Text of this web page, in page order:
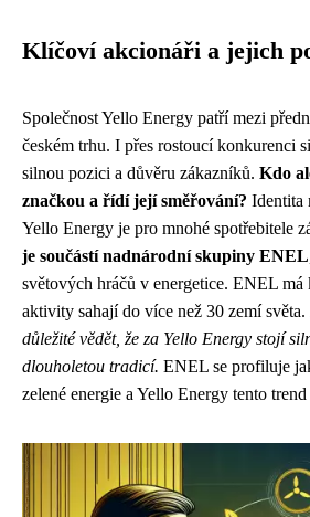
Klíčoví akcionáři a jejich
Společnost Yello Energy patří mezi
českém trhu. I přes rostoucí konkurenci
silnou pozici a důvěru zákazníků. Kdo
značkou a řídí její směřování? Identita
Yello Energy je pro mnohé spotřebitele
je součástí nadnárodní skupiny ENEL
světových hráčů v energetice. ENEL
aktivity sahají do více než 30 zemí světa.
důležité vědět, že za Yello Energy stojí
dlouholetou tradicí. ENEL se profiluje
zelené energie a Yello Energy tento